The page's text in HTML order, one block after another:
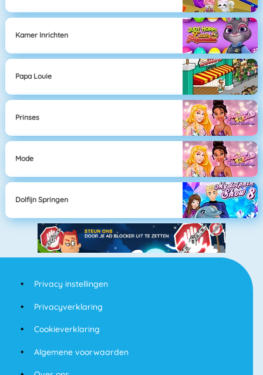
Kamer Inrichten
Papa Louie
Prinses
Mode
Dolfijn Springen
Privacy instellingen
Privacyverklaring
Cookieverklaring
Algemene voorwaarden